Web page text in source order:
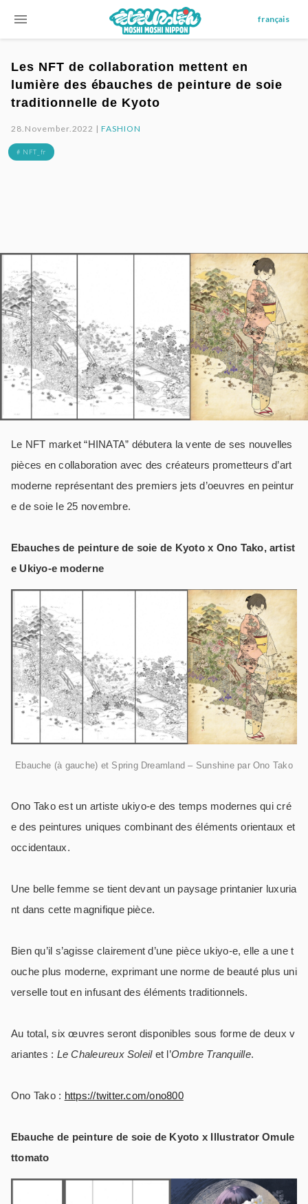
menu français
Les NFT de collaboration mettent en
lumière des ébauches de peinture de soie
traditionnelle de Kyoto
28.November.2022 |FASHION
# NFT_fr
Le NFT market “HINATA” débutera la vente de ses nouvelles
pièces en collaboration avec des créateurs prometteurs d’art
moderne représentant des premiers jets d’oeuvres en peintur
e de soie le 25 novembre.
Ebauches de peinture de soie de Kyoto x Ono Tako, artist
e Ukiyo-e moderne
Ebauche (à gauche) et Spring Dreamland – Sunshine par Ono Tako
Ono Tako est un artiste ukiyo-e des temps modernes qui cré
e des peintures uniques combinant des éléments orientaux et
occidentaux.
Une belle femme se tient devant un paysage printanier luxuria
nt dans cette magnifique pièce.
Bien qu’il s’agisse clairement d’une pièce ukiyo-e, elle a une t
ouche plus moderne, exprimant une norme de beauté plus uni
verselle tout en infusant des éléments traditionnels.
Au total, six œuvres seront disponibles sous forme de deux v
ariantes : Le Chaleureux Soleilet l’Ombre Tranquille.
Ono Tako : https://twitter.com/ono800
Ebauche de peinture de soie de Kyoto x Illustrator Omule
ttomato